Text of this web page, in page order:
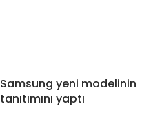
Samsung yeni modelinin
tanıtımını yaptı